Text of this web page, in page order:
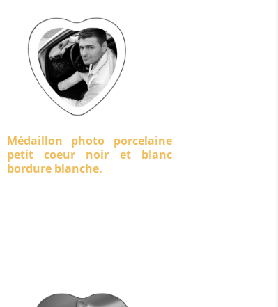
Médaillon photo porcelaine
petit coeur noir et blanc
bordure blanche.